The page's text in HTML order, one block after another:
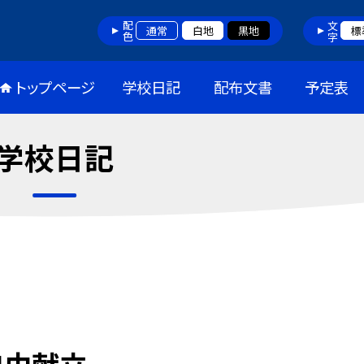
配色 通常 白地 黒地 文字
トップページ 学校日記 配布文書 予定表
校日記